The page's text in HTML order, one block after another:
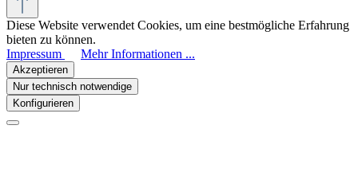
Diese Website verwendet Cookies, um eine bestmögliche Erfahrung
bieten zu können.
Impressum
Mehr Informationen ...
Akzeptieren
Nur technisch notwendige
Konfigurieren